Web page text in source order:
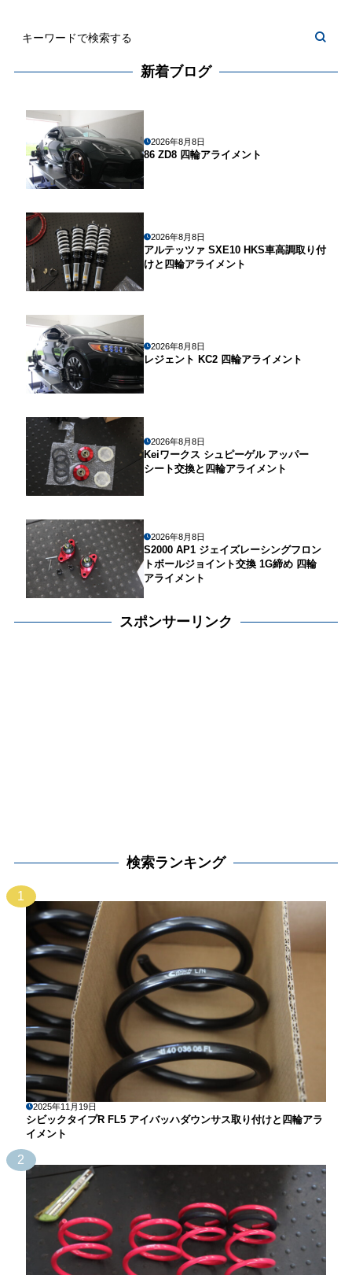
新着ブログ
2026年8月8日
86 ZD8 四輪アライメント
2026年8月8日
アルテッツァ SXE10 HKS車高調取り付
けと四輪アライメント
2026年8月8日
レジェント KC2 四輪アライメント
2026年8月8日
Keiワークス シュピーゲル アッパー
シート交換と四輪アライメント
2026年8月8日
S2000 AP1 ジェイズレーシングフロン
トボールジョイント交換 1G締め 四輪
アライメント
スポンサーリンク
検索ランキング
1
2025年11月19日
シビックタイプR FL5 アイバッハダウンサス取り付けと四輪アラ
イメント
2